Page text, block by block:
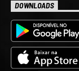
DOWNLOADS